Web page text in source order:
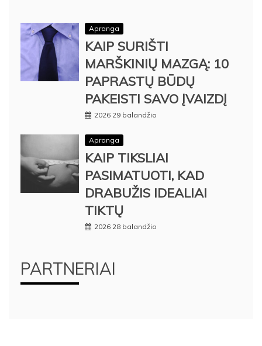
Apranga
KAIP SURIŠTI
MARŠKINIŲ MAZGĄ: 10
PAPRASTŲ BŪDŲ
PAKEISTI SAVO ĮVAIZDĮ
2026 29 balandžio
Apranga
KAIP TIKSLIAI
PASIMATUOTI, KAD
DRABUŽIS IDEALIAI
TIKTŲ
2026 28 balandžio
PARTNERIAI